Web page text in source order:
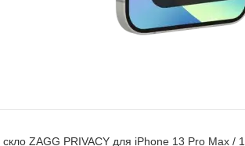
ZAGG PRIVACY для iPhone 13 Pro Max /